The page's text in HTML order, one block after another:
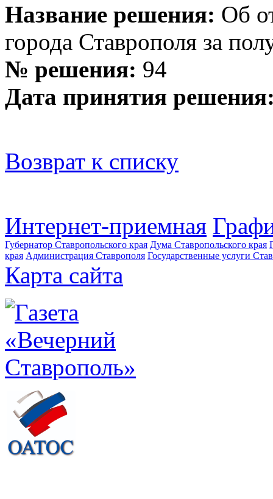
Название решения: Об
города Ставрополя за
№ решения: 94
Дата принятия
Возврат к списку
Интернет-приемная
Губернатор Ставропольского края Дума Ставропольского края
края Администрация Ставрополя Государственные услуги
Карта сайта